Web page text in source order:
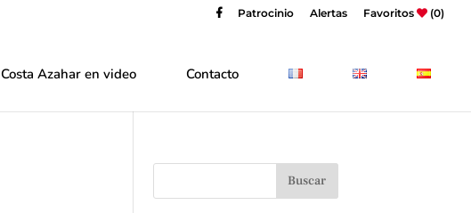
Patrocinio Alertas Favoritos (0)
Costa Azahar en video Contacto